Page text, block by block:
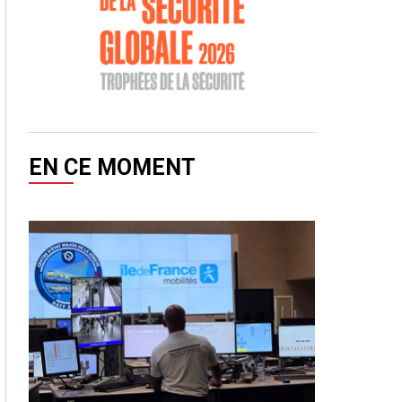
EN CE MOMENT